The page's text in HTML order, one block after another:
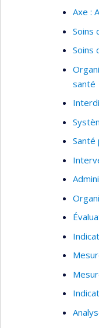
Axe :
Soins
Soins
santé
Santé